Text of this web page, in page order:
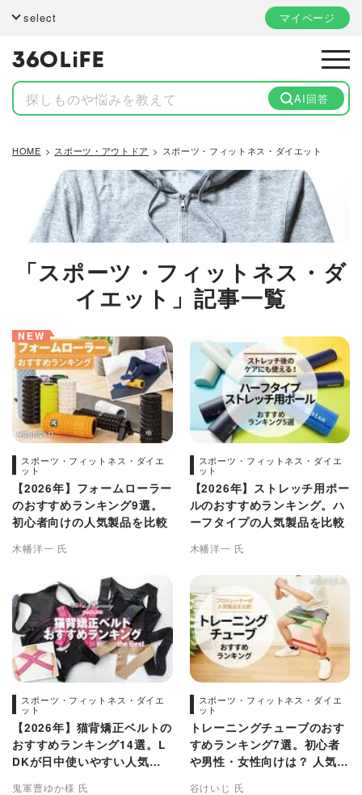
select マイページ
AI回答
HOME スポーツ・アウトドア スポーツ・フィットネス・ダイエット
「スポーツ・フィットネス・ダ
イエット」記事一覧
NEW
スポーツ・フィットネス・ダイエ
ット
【2026年】フォームローラー
のおすすめランキング9選。
初心者向けの人気製品を比較
木幡洋一 氏
スポーツ・フィットネス・ダイエ
ット
【2026年】ストレッチ用ポー
ルのおすすめランキング。ハ
ーフタイプの人気製品を比較
木幡洋一 氏
スポーツ・フィットネス・ダイエ
ット
【2026年】猫背矯正ベルトの
おすすめランキング14選。L
DKが日中使いやすい人気商
鬼軍曹ゆか様 氏
スポーツ・フィットネス・ダイエ
ット
トレーニングチューブのおす
すめランキング7選。初心者
や男性・女性向けは？ 人気メ
谷けいじ 氏